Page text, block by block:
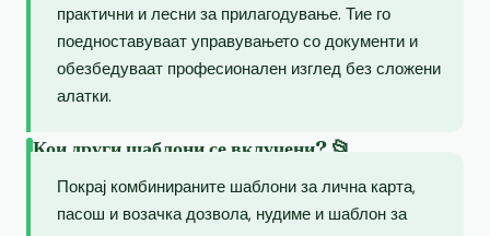
практични и лесни за прилагодување. Тие го
поедноставуваат управувањето со документи и
обезбедуваат професионален изглед без сложени
алатки.
Кои други шаблони се вклучени? 📂
Покрај комбинираните шаблони за лична карта,
пасош и возачка дозвола, нудиме и шаблон за